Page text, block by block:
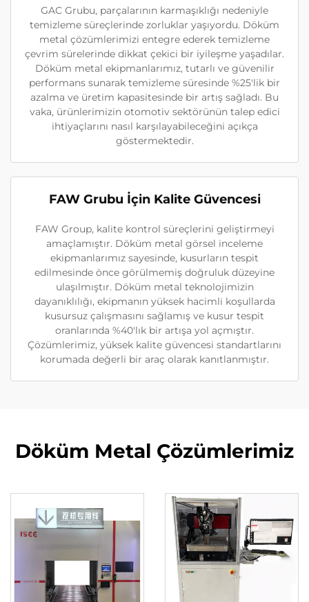
GAC Grubu, parçalarının karmaşıklığı nedeniyle
temizleme süreçlerinde zorluklar yaşıyordu. Döküm
metal çözümlerimizi entegre ederek temizleme
çevrim sürelerinde dikkat çekici bir iyileşme yaşadılar.
Döküm metal ekipmanlarımız, tutarlı ve güvenilir
performans sunarak temizleme süresinde %25'lik bir
azalma ve üretim kapasitesinde bir artış sağladı. Bu
vaka, ürünlerimizin otomotiv sektörünün talep edici
ihtiyaçlarını nasıl karşılayabileceğini açıkça
göstermektedir.
FAW Grubu İçin Kalite Güvencesi
FAW Group, kalite kontrol süreçlerini geliştirmeyi
amaçlamıştır. Döküm metal görsel inceleme
ekipmanlarımız sayesinde, kusurların tespit
edilmesinde önce görülmemiş doğruluk düzeyine
ulaşılmıştır. Döküm metal teknolojimizin
dayanıklılığı, ekipmanın yüksek hacimli koşullarda
kusursuz çalışmasını sağlamış ve kusur tespit
oranlarında %40'lık bir artışa yol açmıştır.
Çözümlerimiz, yüksek kalite güvencesi standartlarını
korumada değerli bir araç olarak kanıtlanmıştır.
Döküm Metal Çözümlerimiz